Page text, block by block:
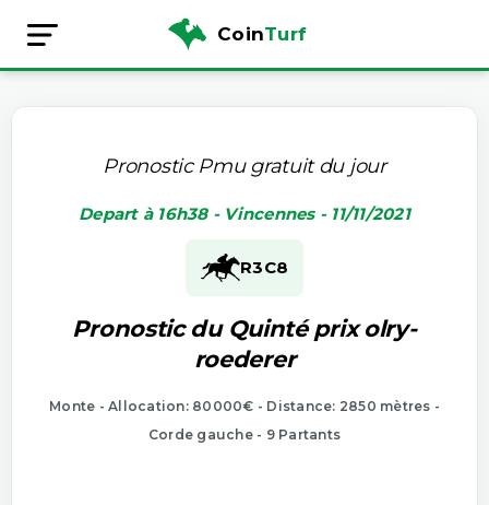
CoinTurf
Pronostic Pmu gratuit du jour
Depart à 16h38 - Vincennes - 11/11/2021
R3C8
Pronostic du Quinté prix olry-
roederer
Monte - Allocation: 80000€ - Distance: 2850 mètres -
Corde gauche - 9 Partants